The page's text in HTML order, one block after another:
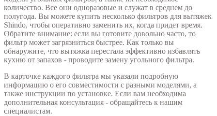
количество. Все они одноразовые и служат в среднем до
полугода. Вы можете купить несколько фильтров для вытяжек
Shindo, чтобы оперативно заменить их, когда придет время.
Обратите внимание: если вы готовите довольно часто, то
фильтр может загрязниться быстрее. Как только вы
обнаружите, что вытяжка перестала эффективно избавлять
кухню от запахов - проводите замену угольного фильтра.
В карточке каждого фильтра мы указали подробную
информацию о его совместимости с разными моделями, а
также инструкции по установке. Если вам необходима
дополнительная консультация - обращайтесь к нашим
специалистам.